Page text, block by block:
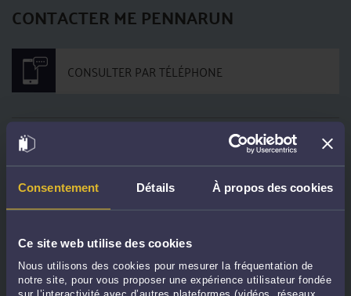
Consentement Détails À propos des cookies
Ce site web utilise des cookies
Nous utilisons des cookies pour mesurer la fréquentation de
notre site, pour vous proposer une expérience utilisateur fondée
sur l’interactivité avec d’autres plateformes (vidéos, réseaux
CONTACTER ME PENNARUN
CONSULTER PAR TÉLÉPHONE
DERNIÈRES PUBLICATIONS
Comment prouver que j’ai créé un contenu, un logo ou un logiciel ?-Le 17
juin 2026 à 12:43
juin 2026 à 12:01
J’ai reçu une opposition INPI : dois-je abandonner ma marque ?-Le 17 juin
2026 à 11:47